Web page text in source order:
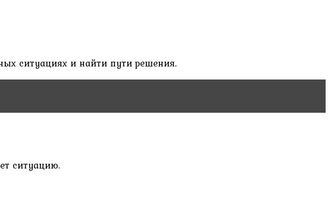
ситуациях и найти пути решения.
ситуацию.